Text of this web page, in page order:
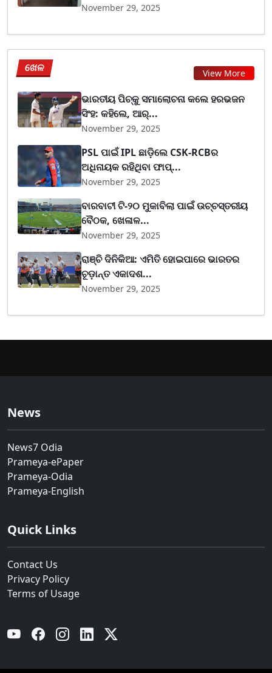
November 29, 2025
ଖେଳ View More
ଭାରତୀୟ ପିଚ୍‌କୁ ସମାଲୋଚନା କଲେ ହରଭଜନ
ସିଂହ: କହିଲେ, ଆର୍...
November 29, 2025
PSL ପାଇଁ IPL ଛାଡ଼ିଲେ CSK-RCBର
ଅଧିନାୟକ ରହିଥିବା ଫାପ୍...
November 29, 2025
ବାରବାଟୀ ଟି-୨୦ ମୁକାବିଲା ପାଇଁ ଉଚ୍ଚସ୍ତରୀୟ
ବୈଠକ, ଖେଳାଳ...
November 29, 2025
ରାଞ୍ଚି ଦିନିକିଆ: ଏମିତି ହୋଇପାରେ ଭାରତର
ଚୂଡ଼ାନ୍ତ ଏକାଦଶ...
November 29, 2025
News
News7 Odia
Prameya-ePaper
Prameya-Odia
Prameya-English
Quick Links
Contact Us
Privacy Policy
Terms of Usage
YouTube Facebook Instagram Linkedin